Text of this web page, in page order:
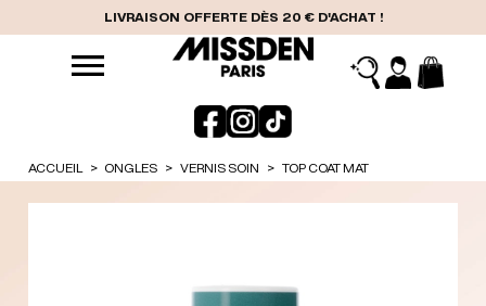
LIVRAISON OFFERTE DÈS 20 € D'ACHAT !
ACCUEIL ONGLES VERNIS SOIN TOP COAT MAT